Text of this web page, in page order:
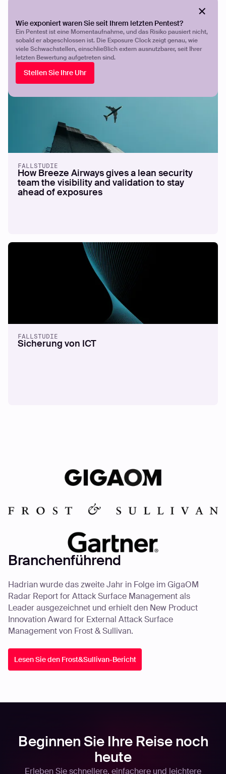
Wie exponiert waren Sie seit Ihrem letzten Pentest?
Ein Pentest ist eine Momentaufnahme, und das Risiko pausiert nicht,
sobald er abgeschlossen ist. Die Exposure Clock zeigt genau, wie
viele Schwachstellen, einschließlich extern ausnutzbarer, seit Ihrer
letzten Bewertung aufgetreten sind.
Stellen Sie Ihre Uhr
Angriffsfläche zu übernehmen
FALLSTUDIE
How Breeze Airways gives a lean security
team the visibility and validation to stay
ahead of exposures
FALLSTUDIE
Sicherung von ICT
Branchenführend
Hadrian wurde das zweite Jahr in Folge im GigaOM
Radar Report for Attack Surface Management als
Leader ausgezeichnet und erhielt den New Product
Innovation Award for External Attack Surface
Management von Frost & Sullivan.
Lesen Sie den Frost&Sullivan-Bericht
Beginnen Sie Ihre Reise noch
heute
Erleben Sie schnellere, einfachere und leichtere